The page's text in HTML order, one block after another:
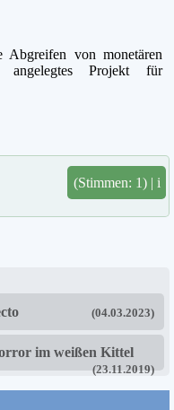
von monetären
angelegtes Projekt für
(Stimmen: 1) | i
(04.03.2023)
im weißen Kittel
(23.11.2019)